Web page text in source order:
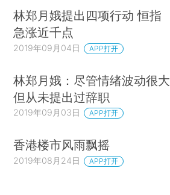
林郑月娥提出四项行动 恒指
急涨近千点
2019年09月04日 APP打开
林郑月娥：尽管情绪波动很大
但从未提出过辞职
2019年09月03日 APP打开
香港楼市风雨飘摇
2019年08月24日 APP打开